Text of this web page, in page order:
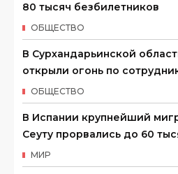
80 тысяч безбилетников
ОБЩЕСТВО
В Сурхандарьинской
открыли огонь по
ОБЩЕСТВО
В Испании крупнейший
Сеуту прорвались до 60
МИР